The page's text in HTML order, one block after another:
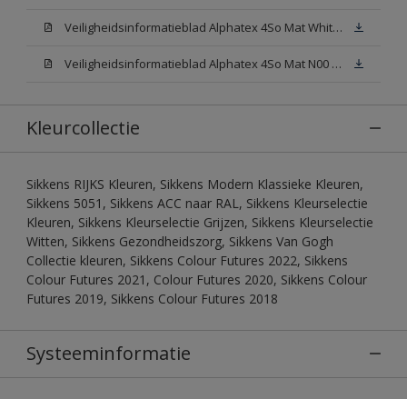
Veiligheidsinformatieblad Alphatex 4So Mat White W05 (MSDS)
Veiligheidsinformatieblad Alphatex 4So Mat N00 (MSDS)
Kleurcollectie
Sikkens RIJKS Kleuren, Sikkens Modern Klassieke Kleuren,
Sikkens 5051, Sikkens ACC naar RAL, Sikkens Kleurselectie
Kleuren, Sikkens Kleurselectie Grijzen, Sikkens Kleurselectie
Witten, Sikkens Gezondheidszorg, Sikkens Van Gogh
Collectie kleuren, Sikkens Colour Futures 2022, Sikkens
Colour Futures 2021, Colour Futures 2020, Sikkens Colour
Futures 2019, Sikkens Colour Futures 2018
Systeeminformatie